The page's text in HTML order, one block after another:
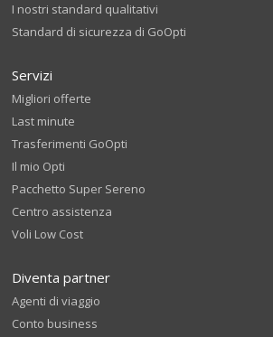
I nostri standard qualitativi
Standard di sicurezza di GoOpti
Servizi
Migliori offerte
Last minute
Trasferimenti GoOpti
Il mio Opti
Pacchetto Super Sereno
Centro assistenza
Voli Low Cost
Diventa partner
Agenti di viaggio
Conto business